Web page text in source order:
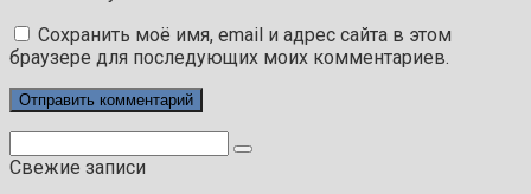
Сохранить моё имя, email и адрес сайта в этом
браузере для последующих моих комментариев.
Свежие записи